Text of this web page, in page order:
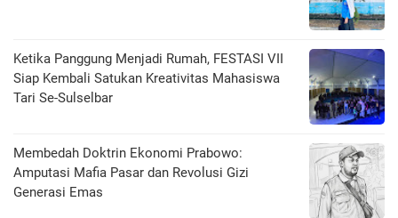
Ketika Panggung Menjadi Rumah, FESTASI VII
Siap Kembali Satukan Kreativitas Mahasiswa
Tari Se-Sulselbar
Membedah Doktrin Ekonomi Prabowo:
Amputasi Mafia Pasar dan Revolusi Gizi
Generasi Emas